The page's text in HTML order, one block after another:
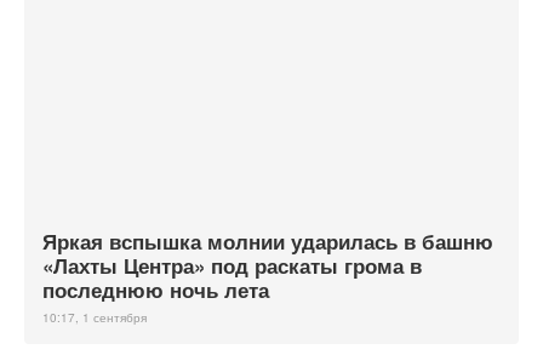
Яркая вспышка молнии ударилась в башню
«Лахты Центра» под раскаты грома в
последнюю ночь лета
10:17, 1 сентября